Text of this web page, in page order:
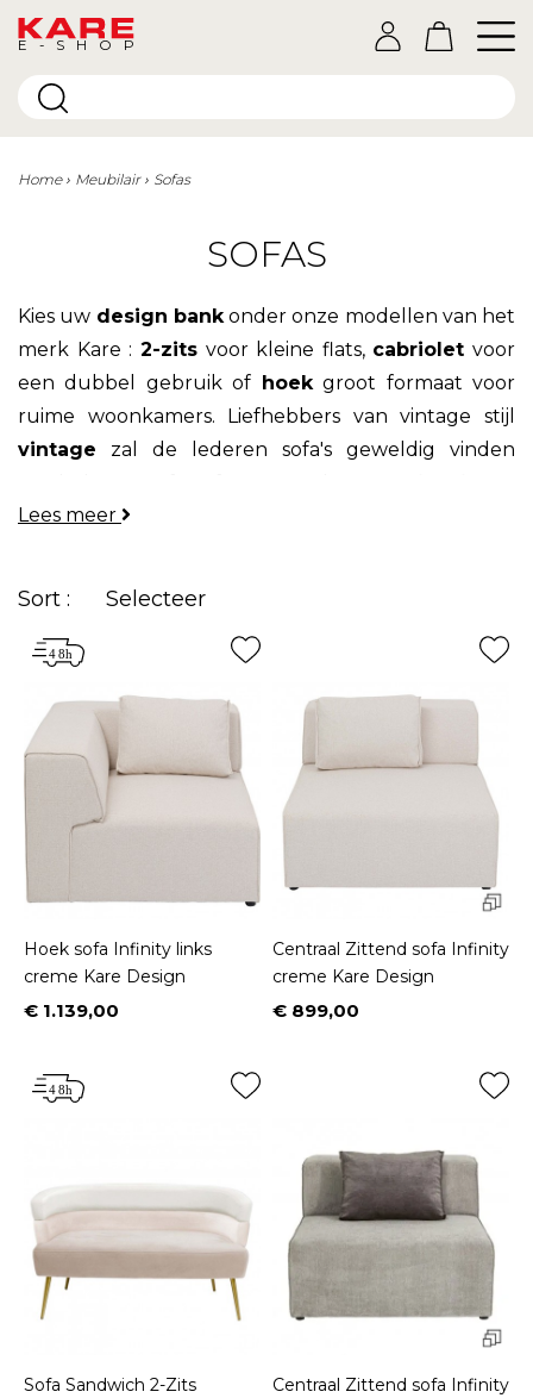
E-SHOP
Home Meubilair Sofas
SOFAS
Kies uw design bankonder onze modellen van het
merk Kare : 2-zitsvoor kleine flats, cabriolet voor
een dubbel gebruik of hoekgroot formaat voor
ruime woonkamers. Liefhebbers van vintage stijl
vintage zal de lederen sofa's geweldig vinden
esthetiekzal de voorkeur geven aan modellen in
eettafel te plaatsen om een gezellige sfeer te
samen te stellen om de sofa te creëren
bank
van je
dromen. Klein, groot, omvormbaar, hoek, rond, L-
vormig, slaapbank, bank, in leder, fluweel of stof, 2,
3, 4, 5 of meer zitplaatsen, met of zonder chaise
avonden comfortabel, ontspannen en plezierig zal
Lees meer
Sort : Selecteer
Hoek sofa Infinity links
creme Kare Design
Prijs
€ 1.139,00
Centraal Zittend sofa Infinity
creme Kare Design
Prijs
€ 899,00
Sofa Sandwich 2-Zits
Centraal Zittend sofa Infinity